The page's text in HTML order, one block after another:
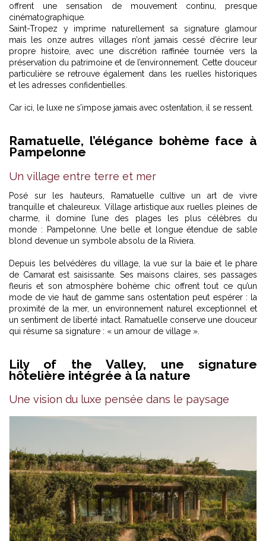
offrent une sensation de mouvement continu, presque
cinématographique.
Saint-Tropez y imprime naturellement sa signature glamour
mais les onze autres villages n’ont jamais cessé d’écrire leur
propre histoire, avec une discrétion raffinée tournée vers la
préservation du patrimoine et de l’environnement. Cette douceur
particulière se retrouve également dans les ruelles historiques
et les adresses confidentielles.
Car ici, le luxe ne s’impose jamais avec ostentation, il se ressent.
Ramatuelle, l’élégance bohème face à
Pampelonne
Un village entre terre et mer
Posé sur les hauteurs, Ramatuelle cultive un art de vivre
tranquille et chaleureux. Village artistique aux ruelles pleines de
charme, il domine l’une des plages les plus célèbres du
monde : Pampelonne. Une belle et longue étendue de sable
blond devenue un symbole absolu de la Riviera.
Depuis les belvédères du village, la vue sur la baie et le phare
de Camarat est saisissante. Ses maisons claires, ses passages
fleuris et son atmosphère bohème chic offrent tout ce qu’un
mode de vie haut de gamme sans ostentation peut espérer : la
proximité de la mer, un environnement naturel exceptionnel et
un sentiment de liberté intact. Ramatuelle conserve une douceur
qui résume sa signature : « un amour de village ».
Lily of the Valley, une signature
hôtelière intégrée à la nature
Une vision du luxe pensée dans le paysage
À Lily of the Valley, la piscine se déploie en miroir azur, entre ciel et
maquis. - © Le Golfe de Saint-Tropez